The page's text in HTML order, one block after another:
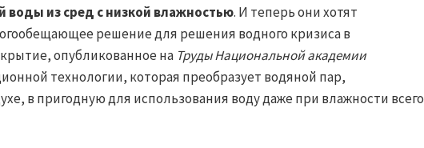
воды из сред с низкой влажностью. И теперь они хотят
решение для решения водного кризиса в
опубликованное на Труды Национальной академии
технологии, которая преобразует водяной пар,
в пригодную для использования воду даже при влажности всего